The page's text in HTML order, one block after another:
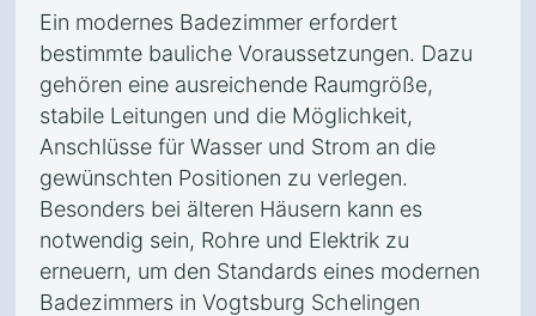
Ein modernes Badezimmer erfordert
bestimmte bauliche Voraussetzungen. Dazu
gehören eine ausreichende Raumgröße,
stabile Leitungen und die Möglichkeit,
Anschlüsse für Wasser und Strom an die
gewünschten Positionen zu verlegen.
Besonders bei älteren Häusern kann es
notwendig sein, Rohre und Elektrik zu
erneuern, um den Standards eines modernen
Badezimmers in Vogtsburg Schelingen